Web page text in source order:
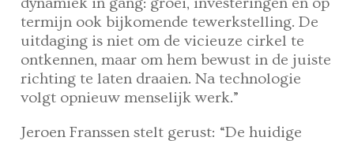
termijn ook bijkomende tewerkstelling. De
uitdaging is niet om de vicieuze cirkel te
ontkennen, maar om hem bewust in de juiste
richting te laten draaien.Na technologie
volgt opnieuw menselijk werk.”
Jeroen Franssen stelt gerust: “De huidige